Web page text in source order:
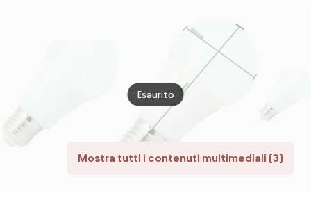
Colore Bianco
Naturale
4.000K
Mostra tutti i contenuti multimediali (3)
Esaurito